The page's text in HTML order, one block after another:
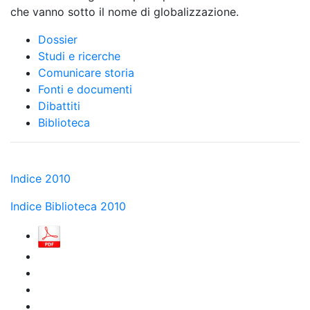
che vanno sotto il nome di globalizzazione.
Dossier
Studi e ricerche
Comunicare storia
Fonti e documenti
Dibattiti
Biblioteca
Indice 2010
Indice Biblioteca 2010